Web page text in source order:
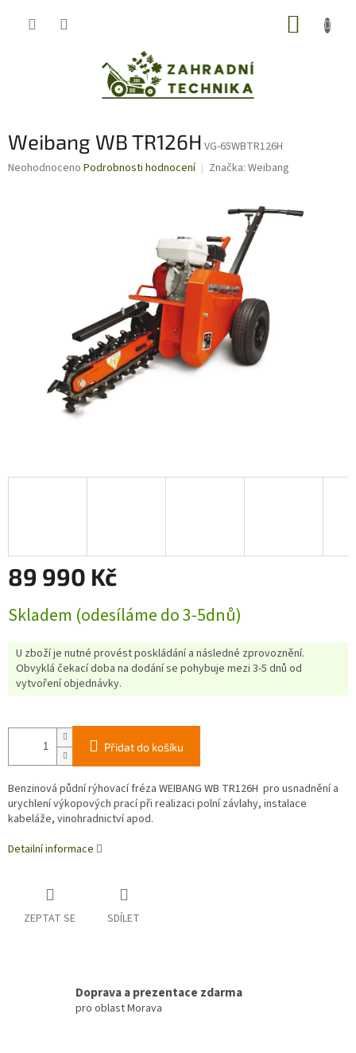
Weibang WB TR126H VG-65WBTR126H
Průměrné
Neohodnoceno Podrobnosti hodnocení Značka: Weibang
89 990 Kč
cena:
Skladem (odesíláme do 3-5dnů)
U zboží je nutné provést poskládání a následné zprovoznění.
Obvyklá čekací doba na dodání se pohybuje mezi 3-5 dnů od
vytvoření objednávky.
Přidat do košíku
Benzinová půdní rýhovací fréza WEIBANG WB TR126H pro usnadnění a
urychlení výkopových prací při realizaci polní závlahy, instalace
kabeláže, vinohradnictví apod.
Detailní informace
ZEPTAT SE SDÍLET
Doprava a prezentace zdarma
pro oblast Morava